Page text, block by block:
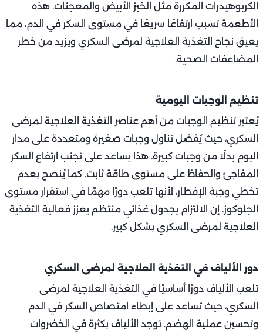
الكربوهيدرات المكررة مثل الخبز الأبيض والمعجنات. هذه
الأطعمة تسبب ارتفاعًا سريعًا في مستوى السكر في الدم، مما
يعيق نجاح التغذية العلاجية لمرضى السكري ويزيد من خطر
المضاعفات الصحية.
تنظيم الوجبات اليومية
يُعتبر تنظيم الوجبات من أهم عناصر التغذية العلاجية لمرضى
السكري، حيث يُفضل تناول وجبات صغيرة ومتعددة على مدار
اليوم بدلًا من وجبات كبيرة. هذا يساعد على تجنب ارتفاع السكر
المفاجئ والحفاظ على مستوى طاقة ثابت. كما يُنصح بعدم
تخطي وجبة الإفطار، لأنها تلعب دورًا مهمًا في استقرار مستوى
الجلوكوز. إن الالتزام بجدول غذائي منتظم يعزز فعالية التغذية
العلاجية لمرضى السكري بشكل كبير.
دور الألياف في التغذية العلاجية لمرضى السكري
تلعب الألياف دورًا أساسيًا في التغذية العلاجية لمرضى
السكري، حيث تساعد على إبطاء امتصاص السكر في الدم
وتحسين عملية الهضم. توجد الألياف بكثرة في الخضروات